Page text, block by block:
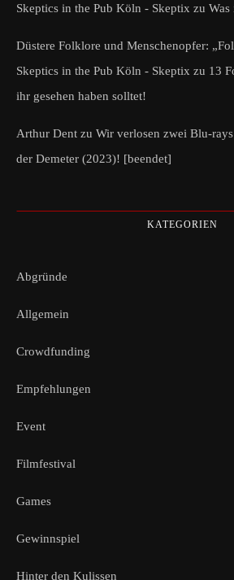
Skeptics in the Pub Köln - Skeptix zu Was
Düstere Folklore und Menschenopfer:
Skeptics in the Pub Köln - Skeptix zu 13
ihr gesehen haben solltet!
Arthur Dent zu Wir verlosen zwei Blu-
der Demeter (2023)! [beendet]
KATEGORIEN
Abgründe
Allgemein
Crowdfunding
Empfehlungen
Event
Filmfestival
Games
Gewinnspiel
Hinter den Kulissen